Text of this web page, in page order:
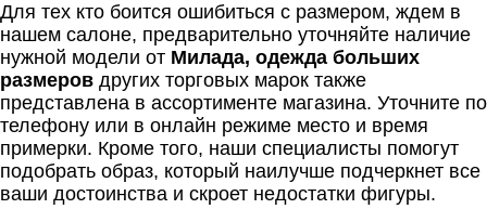
Для тех кто боится ошибиться с размером, ждем в
нашем салоне, предварительно уточняйте наличие
нужной модели от Милада, одежда больших
размеров других торговых марок также
представлена в ассортименте магазина. Уточните по
телефону или в онлайн режиме место и время
примерки. Кроме того, наши специалисты помогут
подобрать образ, который наилучше подчеркнет все
ваши достоинства и скроет недостатки фигуры.